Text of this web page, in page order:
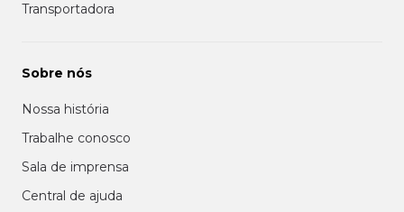
Transportadora
Sobre nós
Nossa história
Trabalhe conosco
Sala de imprensa
Central de ajuda